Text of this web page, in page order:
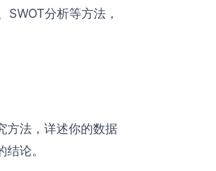
SWOT分析等方法，
方法，详述你的数据
论。